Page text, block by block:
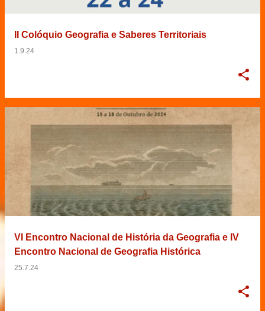
II Colóquio Geografia e Saberes Territoriais
1.9.24
VI Encontro Nacional de História da Geografia e IV
Encontro Nacional de Geografia Histórica
25.7.24